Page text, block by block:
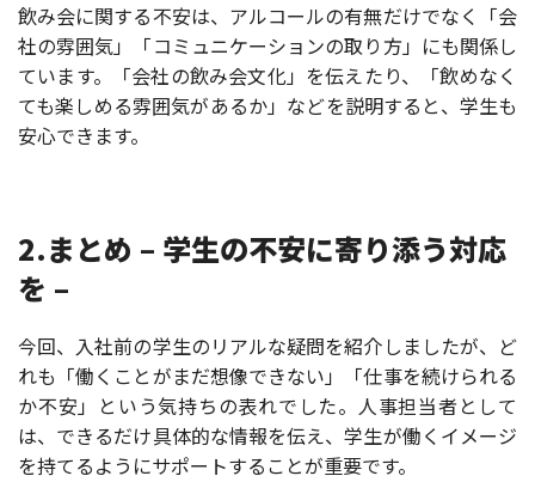
飲み会に関する不安は、アルコールの有無だけでなく「会
社の雰囲気」「コミュニケーションの取り方」にも関係し
ています。「会社の飲み会文化」を伝えたり、「飲めなく
ても楽しめる雰囲気があるか」などを説明すると、学生も
安心できます。
2.まとめ – 学生の不安に寄り添う対応
を –
今回、入社前の学生のリアルな疑問を紹介しましたが、ど
れも「働くことがまだ想像できない」「仕事を続けられる
か不安」という気持ちの表れでした。人事担当者として
は、できるだけ具体的な情報を伝え、学生が働くイメージ
を持てるようにサポートすることが重要です。